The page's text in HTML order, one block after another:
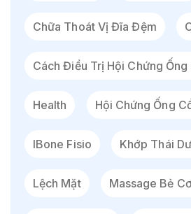
Chữa Thoát Vị Đĩa Đệm
Cách Điều Trị Hội Chứng Ống
Health Hội Chứng Ống
IBone Fisio Khớp Thái
Lệch Mặt Massage Bẻ